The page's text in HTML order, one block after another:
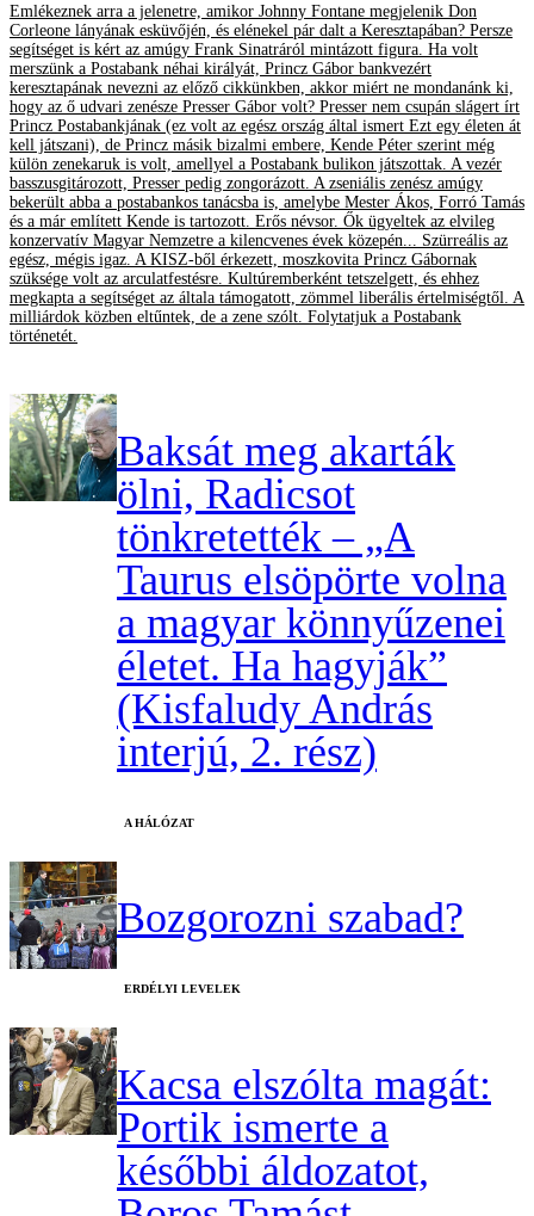
Emlékeznek arra a jelenetre, amikor Johnny Fontane megjelenik Don
Corleone lányának esküvőjén, és elénekel pár dalt a Keresztapában? Persze
segítséget is kért az amúgy Frank Sinatráról mintázott figura. Ha volt
merszünk a Postabank néhai királyát, Princz Gábor bankvezért
keresztapának nevezni az előző cikkünkben, akkor miért ne mondanánk ki,
hogy az ő udvari zenésze Presser Gábor volt? Presser nem csupán slágert írt
Princz Postabankjának (ez volt az egész ország által ismert Ezt egy életen át
kell játszani), de Princz másik bizalmi embere, Kende Péter szerint még
külön zenekaruk is volt, amellyel a Postabank bulikon játszottak. A vezér
basszusgitározott, Presser pedig zongorázott. A zseniális zenész amúgy
bekerült abba a postabankos tanácsba is, amelybe Mester Ákos, Forró Tamás
és a már említett Kende is tartozott. Erős névsor. Ők ügyeltek az elvileg
konzervatív Magyar Nemzetre a kilencvenes évek közepén... Szürreális az
egész, mégis igaz. A KISZ-ből érkezett, moszkovita Princz Gábornak
szüksége volt az arculatfestésre. Kultúremberként tetszelgett, és ehhez
megkapta a segítséget az általa támogatott, zömmel liberális értelmiségtől. A
milliárdok közben eltűntek, de a zene szólt. Folytatjuk a Postabank
történetét.
Baksát meg akarták
ölni, Radicsot
tönkretették – „A
Taurus elsöpörte volna
a magyar könnyűzenei
életet. Ha hagyják”
(Kisfaludy András
interjú, 2. rész)
A HÁLÓZAT
Bozgorozni szabad?
ERDÉLYI LEVELEK
Kacsa elszólta magát:
Portik ismerte a
későbbi áldozatot,